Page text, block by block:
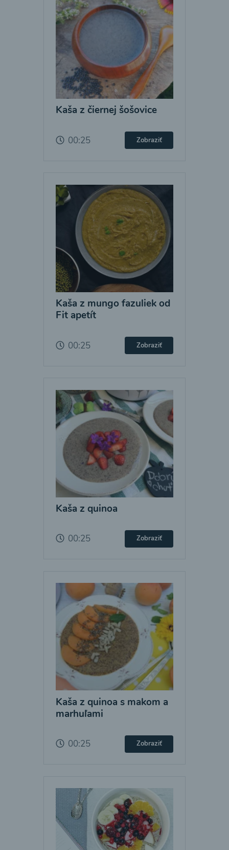
Kaša z čiernej šošovice
00:25 Zobraziť
Kaša z mungo fazuliek od
Fit apetít
00:25 Zobraziť
Kaša z quinoa
00:25 Zobraziť
Kaša z quinoa s makom a
marhuľami
00:25 Zobraziť